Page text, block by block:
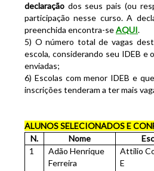
declaração dos seus pais (ou
participação nesse curso. A
preenchida encontra-seAQUI.
5) O número total de vagas
escola, considerando seu IDEB e
enviadas;
6) Escolas com menor IDEB e
inscrições tenderam a ter mais
ALUNOS SELECIONADOS E
N.
Nome
1
Adão Henrique
Ferreira
Attilio
E